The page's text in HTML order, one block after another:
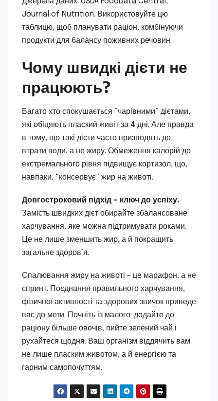
Journal of Nutrition. Використовуйте цю
таблицю, щоб планувати раціон, комбінуючи
продукти для балансу поживних речовин.
Чому швидкі дієти не
працюють?
Багато хто спокушається “чарівними” дієтами,
які обіцяють плаский живіт за 4 дні. Але правда
в тому, що такі дієти часто призводять до
втрати води, а не жиру. Обмеження калорій до
екстремального рівня підвищує кортизол, що,
навпаки, “консервує” жир на животі.
Довгостроковий підхід – ключ до успіху.
Замість швидких дієт обирайте збалансоване
харчування, яке можна підтримувати роками.
Це не лише зменшить жир, а й покращить
загальне здоров’я.
Спалювання жиру на животі – це марафон, а не
спринт. Поєднання правильного харчування,
фізичної активності та здорових звичок приведе
вас до мети. Почніть із малого: додайте до
раціону більше овочів, пийте зелений чай і
рухайтеся щодня. Ваш організм віддячить вам
не лише пласким животом, а й енергією та
гарним самопочуттям.